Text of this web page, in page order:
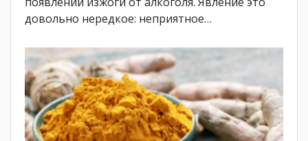
довольно нередкое: неприятное…